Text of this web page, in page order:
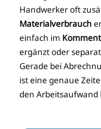
Handwerker oft
Materialverbrauch
einfach im
ergänzt oder
Gerade bei
ist eine genaue
den